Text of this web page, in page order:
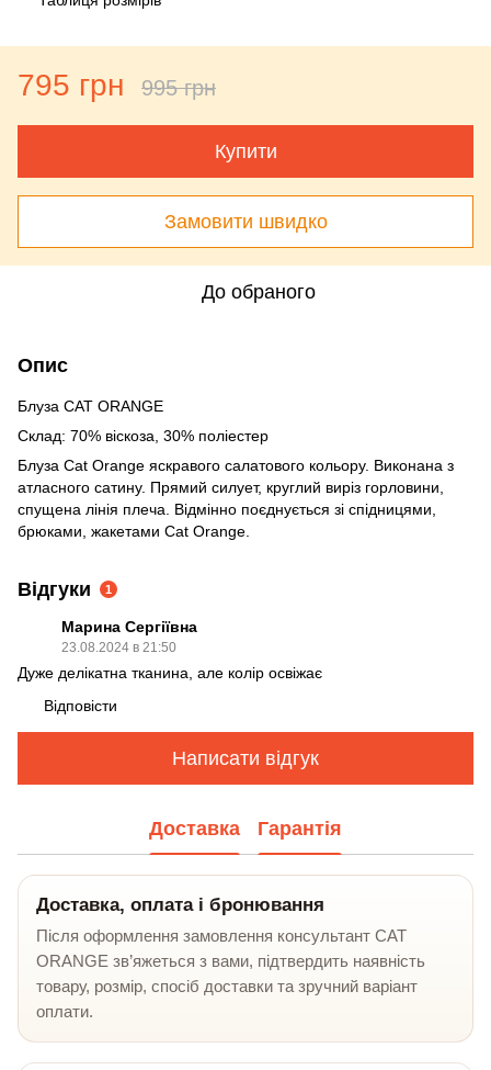
795 грн 995 грн
Купити
Замовити швидко
До обраного
Опис
Блуза CAT ORANGE
Склад: 70% віскоза, 30% поліестер
Блуза Cat Orange яскравого салатового кольору. Виконана з
атласного сатину. Прямий силует, круглий виріз горловини,
спущена лінія плеча. Відмінно поєднується зі спідницями,
брюками, жакетами Cat Orange.
Відгуки 1
Марина Сергіївна
23.08.2024 в 21:50
Дуже делікатна тканина, але колір освіжає
Відповісти
Написати відгук
Доставка Гарантія
Доставка, оплата і бронювання
Після оформлення замовлення консультант CAT
ORANGE зв’яжеться з вами, підтвердить наявність
товару, розмір, спосіб доставки та зручний варіант
оплати.